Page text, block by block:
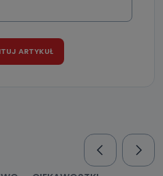
Odbiorcą Pastwa
administratora w jego